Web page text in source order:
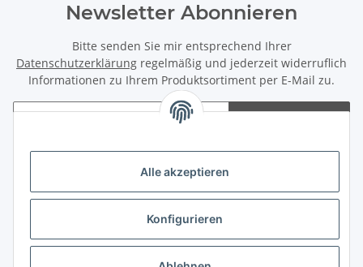
Alle akzeptieren
Konfigurieren
Newsletter Abonnieren
Bitte senden Sie mir entsprechend Ihrer
Datenschutzerklärung regelmäßig und jederzeit widerruflich
Informationen zu Ihrem Produktsortiment per E-Mail zu.